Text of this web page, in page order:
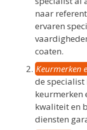
naar
ervaren
coaten.
Keurmerken
de specialist
keurmerken
kwaliteit en
diensten